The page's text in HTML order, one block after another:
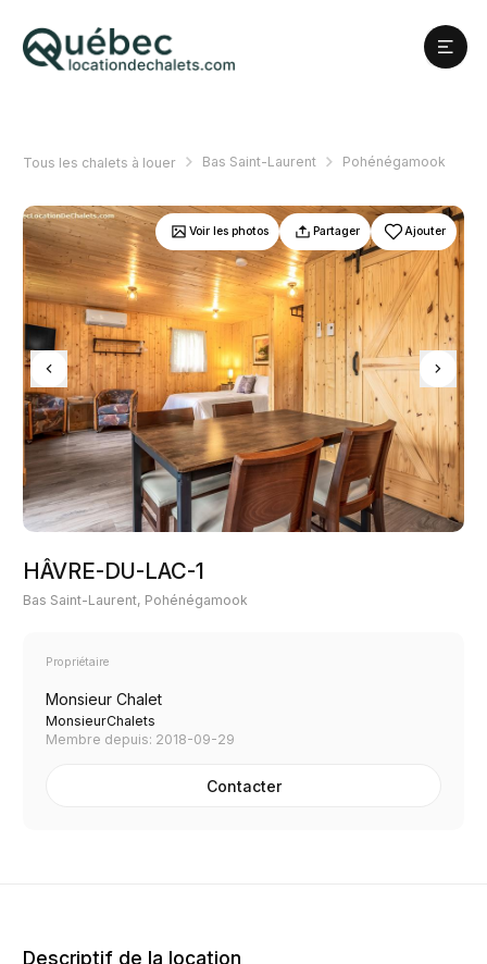
Tous les chalets à louer Bas Saint-Laurent Pohénégamook
HÂVRE-DU-LAC-1
Bas Saint-Laurent, Pohénégamook
Propriétaire
Monsieur Chalet
MonsieurChalets
Membre depuis: 2018-09-29
Contacter
Voir les photos Partager Ajouter
Descriptif de la location